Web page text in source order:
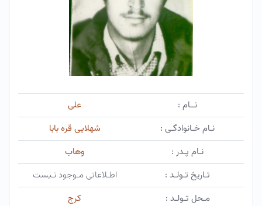
نــام :
علی
نـام خـانوادگـی :
شهلایی قره بابا
نـام پـدر :
وهاب
تـاریخ تـولـد :
اطـلاعاتی مـوجود نـیست
مـحل تـولـد :
کرج